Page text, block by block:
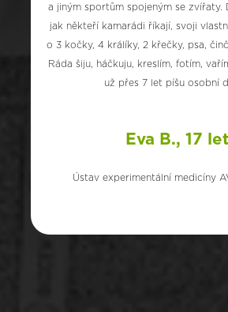
Eva B., 17 let
Ústav experimentální medicíny
a jiným sportům spojeným se zvířaty.
jak někteří kamarádi říkají, svoji
o 3 kočky, 4 králíky, 2 křečky, psa,
Ráda šiju, háčkuju, kreslím, fotím,
už přes 7 let píšu osobní